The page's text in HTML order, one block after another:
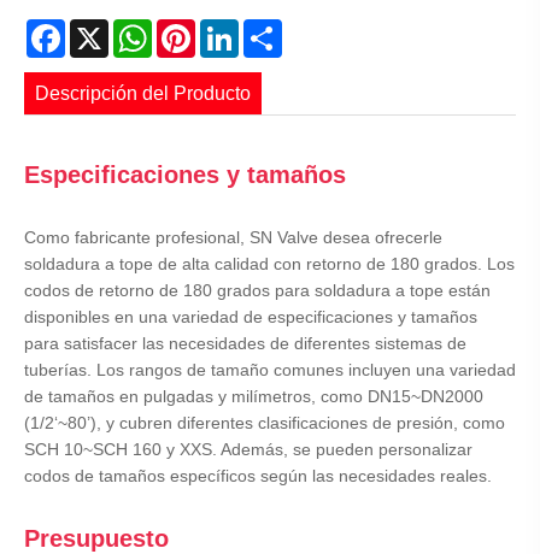
Facebook
X WhatsApp
PinterestLinkedIn
Descripción del Producto
Especificaciones y tamaños
Como fabricante profesional, SN Valve desea ofrecerle
soldadura a tope de alta calidad con retorno de 180 grados. Los
codos de retorno de 180 grados para soldadura a tope están
disponibles en una variedad de especificaciones y tamaños
para satisfacer las necesidades de diferentes sistemas de
tuberías. Los rangos de tamaño comunes incluyen una variedad
de tamaños en pulgadas y milímetros, como DN15~DN2000
(1/2‘~80’), y cubren diferentes clasificaciones de presión, como
SCH 10~SCH 160 y XXS. Además, se pueden personalizar
codos de tamaños específicos según las necesidades reales.
Presupuesto